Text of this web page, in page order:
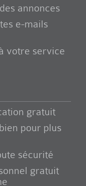
annonces
e-mails
votre service
gratuit
pour plus
sécurité
gratuit